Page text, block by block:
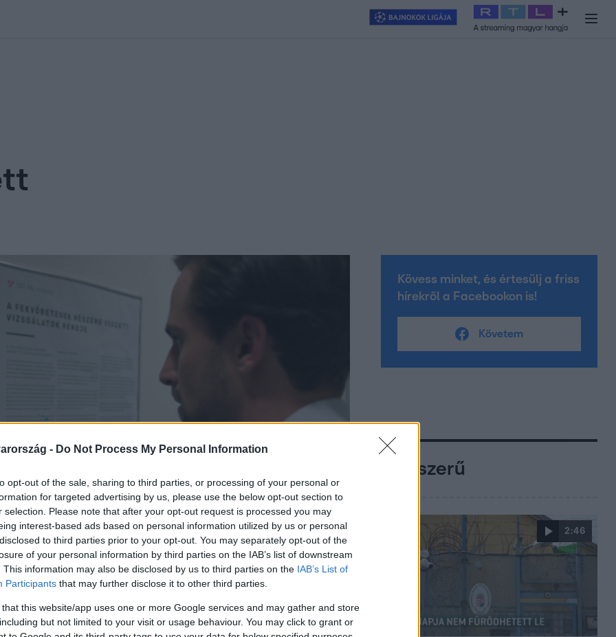
- Do Not Process My Personal Information
opt-out of the sale, sharing to third parties, or processing of your personal or
for targeted advertising by us, please use the below opt-out section to
selection. Please note that after your opt-out request is processed you may
interest-based ads based on personal information utilized by us or personal
to third parties prior to your opt-out. You may separately opt-out of the
of your personal information by third parties on the IAB’s list of downstream
This information may also be disclosed by us to third parties on the IAB’s List of
Participants that may further disclose it to other third parties.
that this website/app uses one or more Google services and may gather and store
but not limited to your visit or usage behaviour. You may click to grant or
Exek csatája 2026 Celeb vagyok, ments ki innen
Kövess minket, és értesülj a friss
hírekről a Facebookon is!
Követem
Népszerű
2:46